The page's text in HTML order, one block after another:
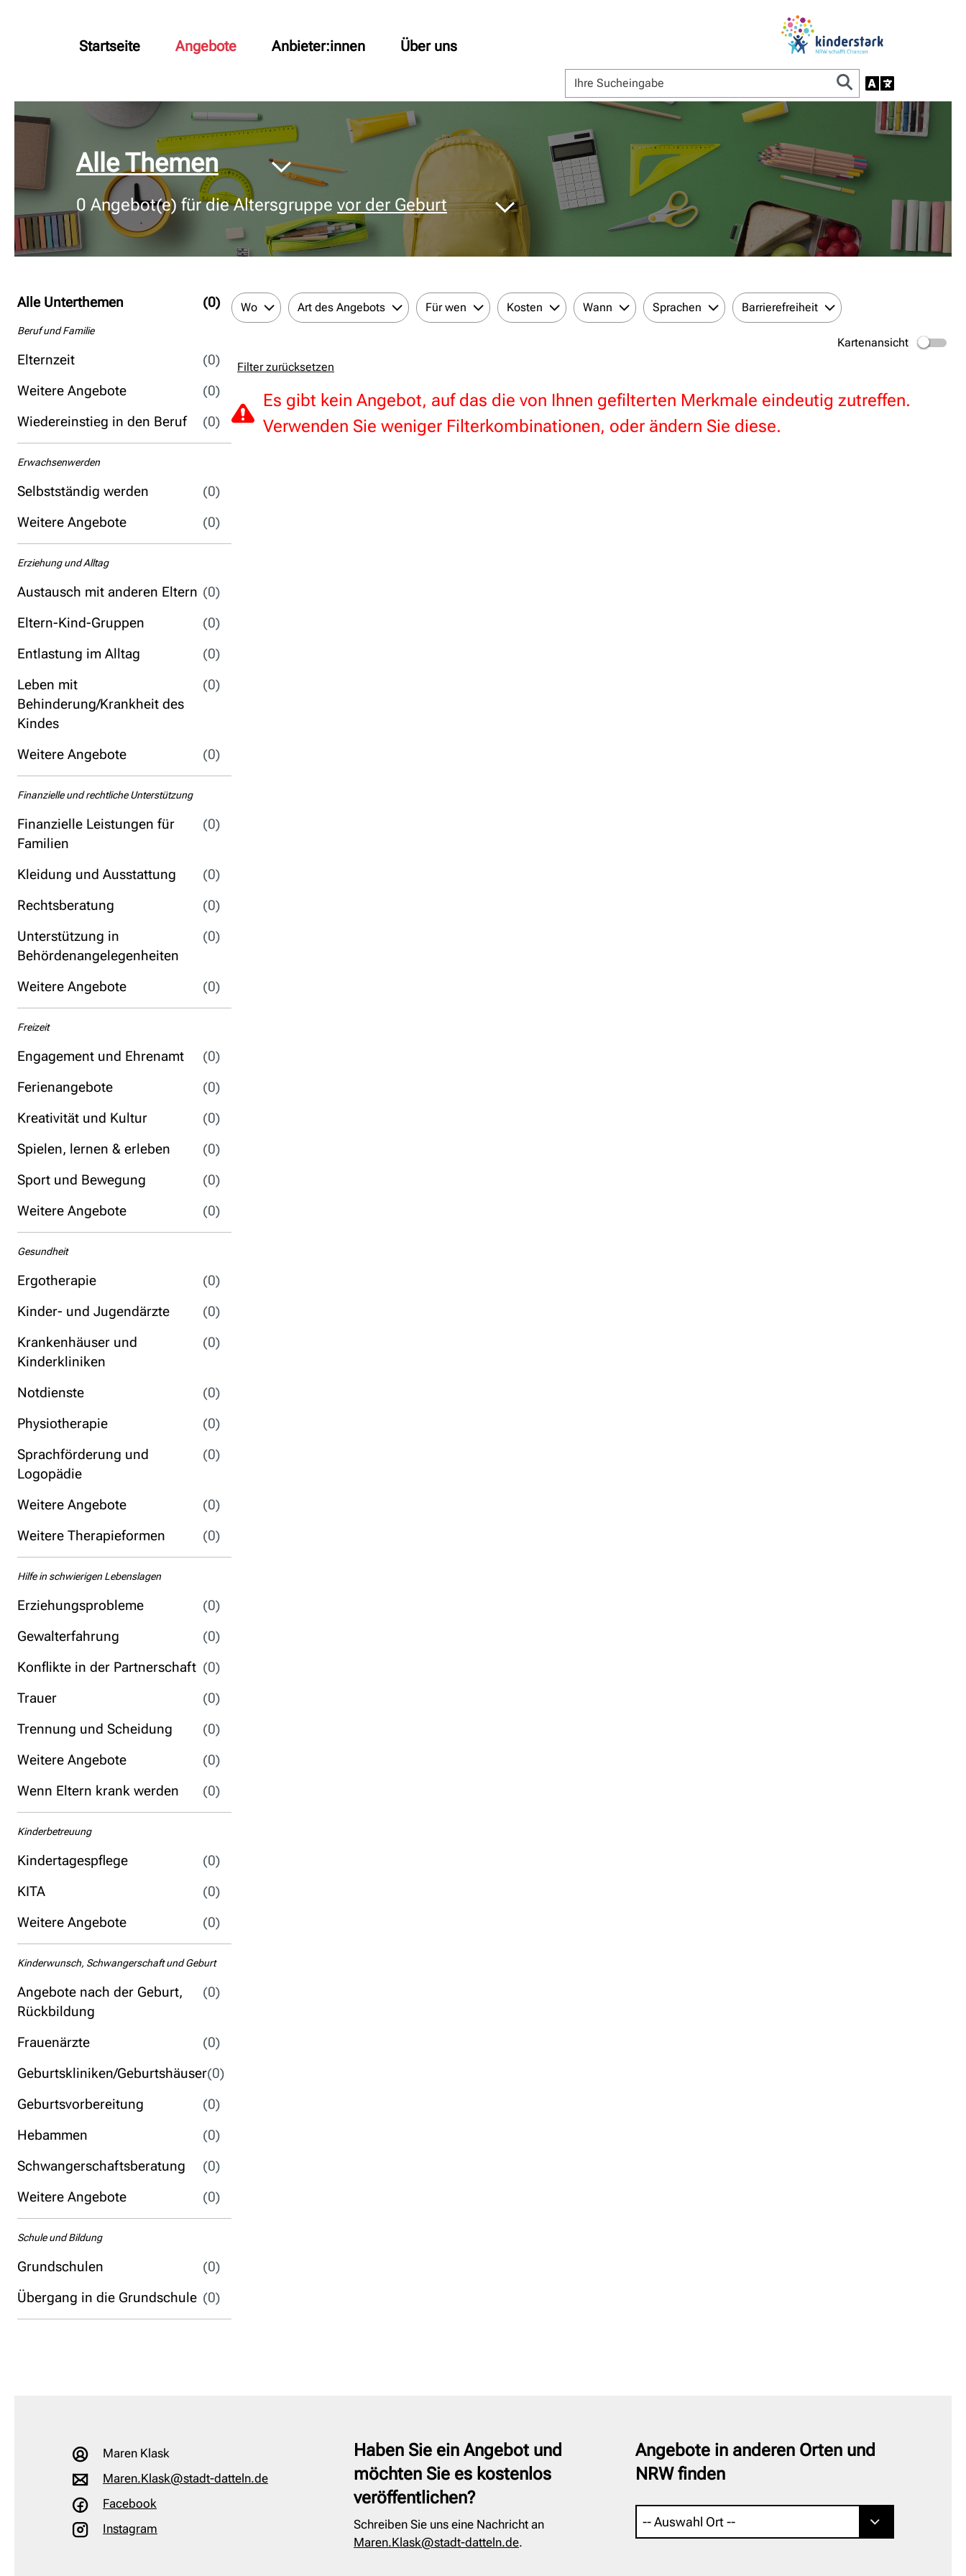
Startseite Angebote Anbieter:innen Über uns
Alle Themen
0 Angebot(e) für die Altersgruppe vor der Geburt
Alle Unterthemen (0)
Beruf und Familie
Elternzeit
(0)
Weitere Angebote
(0)
Wiedereinstieg in den Beruf
(0)
Erwachsenwerden
Selbstständig werden
(0)
Weitere Angebote
(0)
Erziehung und Alltag
Austausch mit anderen Eltern (0)
Eltern-Kind-Gruppen
(0)
Entlastung im Alltag
(0)
Leben mit
Behinderung/Krankheit des
Kindes
(0)
Weitere Angebote (0)
Finanzielle und rechtliche Unterstützung
Finanzielle Leistungen für
Familien
(0)
Kleidung und Ausstattung
(0)
Rechtsberatung
(0)
Unterstützung in
Behördenangelegenheiten
(0)
Weitere Angebote (0)
Freizeit
Engagement und Ehrenamt
(0)
Ferienangebote
(0)
Kreativität und Kultur
(0)
Spielen, lernen & erleben
(0)
Sport und Bewegung
(0)
Weitere Angebote
(0)
Gesundheit
Ergotherapie
(0)
Kinder- und Jugendärzte
(0)
Krankenhäuser und
Kinderkliniken
(0)
Notdienste
(0)
Physiotherapie
(0)
Sprachförderung und
Logopädie
(0)
Weitere Angebote
(0)
Weitere Therapieformen
(0)
Hilfe in schwierigen Lebenslagen
Erziehungsprobleme
(0)
Gewalterfahrung
(0)
Konflikte in der Partnerschaft (0)
Trauer
(0)
Trennung und Scheidung
(0)
Weitere Angebote
(0)
Wenn Eltern krank werden
(0)
Kinderbetreuung
Kindertagespflege
(0)
KITA
(0)
Weitere Angebote
(0)
Kinderwunsch, Schwangerschaft und Geburt
Angebote nach der Geburt,
Rückbildung
(0)
Frauenärzte
(0)
Geburtskliniken/Geburtshäuser(0)
Geburtsvorbereitung
(0)
Hebammen
(0)
Schwangerschaftsberatung
(0)
Weitere Angebote
(0)
Schule und Bildung
Grundschulen
(0)
Übergang in die Grundschule (0)
Wo Art des Angebots Für wen Kosten Wann Sprachen Barrierefreiheit
Kartenansicht
Filter zurücksetzen
Es gibt kein Angebot, auf das die von Ihnen gefilterten Merkmale eindeutig zutreffen.
Verwenden Sie weniger Filterkombinationen, oder ändern Sie diese.
Maren Klask
Maren.Klask@stadt-datteln.de
Facebook
Instagram
Haben Sie ein Angebot und
möchten Sie es kostenlos
veröffentlichen?
Schreiben Sie uns eine Nachricht an
Maren.Klask@stadt-datteln.de.
Angebote in anderen Orten und
NRW finden